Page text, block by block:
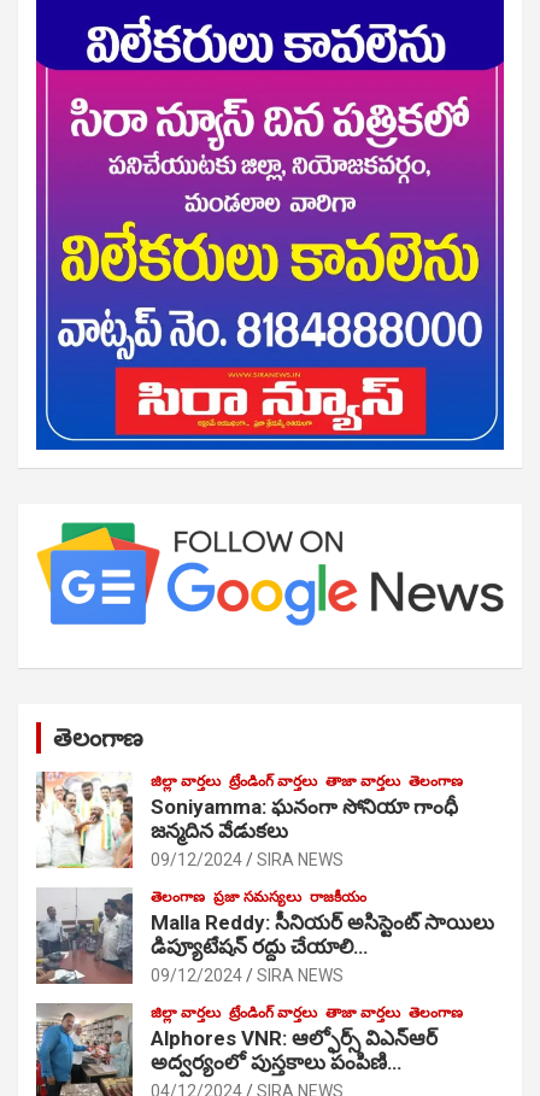
తెలంగాణ
జిల్లా వార్తలు ట్రేండింగ్ వార్తలు తాజా వార్తలు తెలంగాణ
Soniyamma: ఘ‌నంగా సోనియా గాంధీ
జ‌న్మ‌దిన వేడుక‌లు
09/12/2024 SIRA NEWS
తెలంగాణ ప్రజా సమస్యలు రాజకీయం
Malla Reddy: సీనియర్ అసిస్టెంట్ సాయిలు
డిప్యూటేషన్ రద్దు చేయాలి…
09/12/2024 SIRA NEWS
జిల్లా వార్తలు ట్రేండింగ్ వార్తలు తాజా వార్తలు తెలంగాణ
Alphores VNR: ఆల్ఫోర్స్ విఎన్ఆర్
అద్వర్యంలో పుస్తకాలు పంపిణి…
04/12/2024 SIRA NEWS